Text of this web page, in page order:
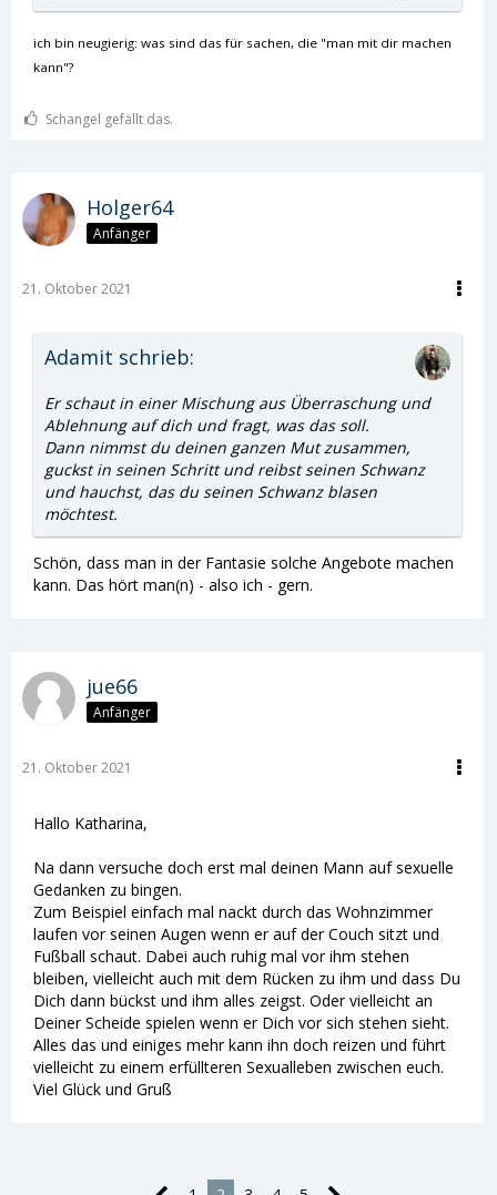
ich bin neugierig: was sind das für sachen, die "man mit dir machen
kann"?
Schangel gefällt das.
Holger64
Anfänger
21. Oktober 2021
Adamit schrieb:
Er schaut in einer Mischung aus Überraschung und
Ablehnung auf dich und fragt, was das soll.
Dann nimmst du deinen ganzen Mut zusammen,
guckst in seinen Schritt und reibst seinen Schwanz
und hauchst, das du seinen Schwanz blasen
möchtest.
Schön, dass man in der Fantasie solche Angebote machen
kann. Das hört man(n) - also ich - gern.
jue66
Anfänger
21. Oktober 2021
Hallo Katharina,
Na dann versuche doch erst mal deinen Mann auf sexuelle
Gedanken zu bingen.
Zum Beispiel einfach mal nackt durch das Wohnzimmer
laufen vor seinen Augen wenn er auf der Couch sitzt und
Fußball schaut. Dabei auch ruhig mal vor ihm stehen
bleiben, vielleicht auch mit dem Rücken zu ihm und dass Du
Dich dann bückst und ihm alles zeigst. Oder vielleicht an
Deiner Scheide spielen wenn er Dich vor sich stehen sieht.
Alles das und einiges mehr kann ihn doch reizen und führt
vielleicht zu einem erfüllteren Sexualleben zwischen euch.
Viel Glück und Gruß